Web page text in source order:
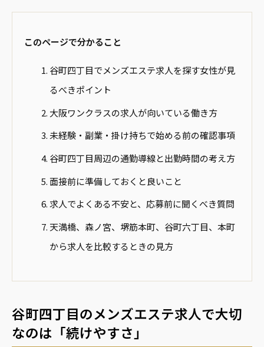
このページで分かること
谷町四丁目でメンズエステ求人を探す女性が見
るべきポイント
大阪ワンクラスの求人が向いている働き方
未経験・副業・掛け持ちで始める前の確認事項
谷町四丁目周辺の通勤導線と出勤時間の考え方
面接前に準備しておくと良いこと
求人でよくある不安と、応募前に聞くべき質問
天満橋、森ノ宮、堺筋本町、谷町六丁目、本町
から求人を比較するときの見方
谷町四丁目のメンズエステ求人で大切
なのは「続けやすさ」